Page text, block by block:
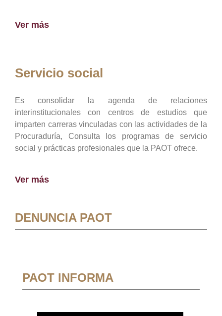
Ver más
Servicio social
Es consolidar la agenda de relaciones
interinstitucionales con centros de estudios que
imparten carreras vinculadas con las actividades de la
Procuraduría, Consulta los programas de servicio
social y prácticas profesionales que la PAOT ofrece.
Ver más
DENUNCIA PAOT
PAOT INFORMA